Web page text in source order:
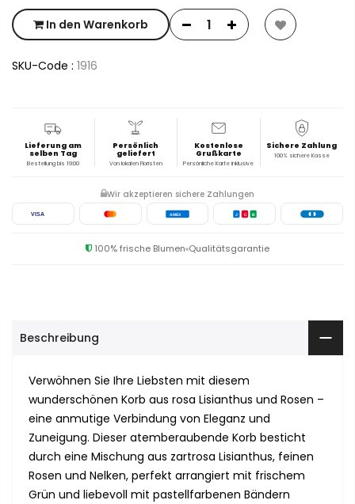
In den Warenkorb
SKU-Code : 1916
Lieferung am
selben Tag
Bestellung bis 19:00
Persönlich
geliefert
Von lokalen Floristen
Kostenlose
Grußkarte
Persönliche Karte inklusive
Sichere Zahlung
100% sichere Kasse
Wir akzeptieren sichere Zahlungen
VISA AMEX J C B
100% frische Blumen Qualitätsgarantie
Beschreibung
Verwöhnen Sie Ihre Liebsten mit diesem
wunderschönen Korb aus rosa Lisianthus und Rosen –
eine anmutige Verbindung von Eleganz und
Zuneigung. Dieser atemberaubende Korb besticht
durch eine Mischung aus zartrosa Lisianthus, feinen
Rosen und Nelken, perfekt arrangiert mit frischem
Grün und liebevoll mit pastellfarbenen Bändern